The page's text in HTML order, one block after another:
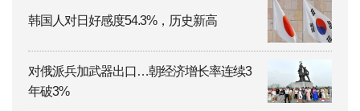
韩国人对日好感度54.3%，历史新高
对俄派兵加武器出口…朝经济增长率连续3
年破3%